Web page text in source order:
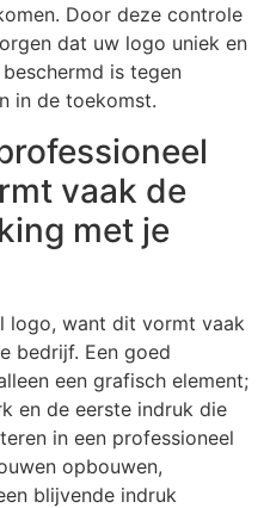
Door deze controle
dat uw logo uniek en
is tegen
in de toekomst.
vaak de
met je
logo, want dit vormt vaak
bedrijf. Een goed
een grafisch element;
en de eerste indruk die
in een professioneel
opbouwen,
blijvende indruk